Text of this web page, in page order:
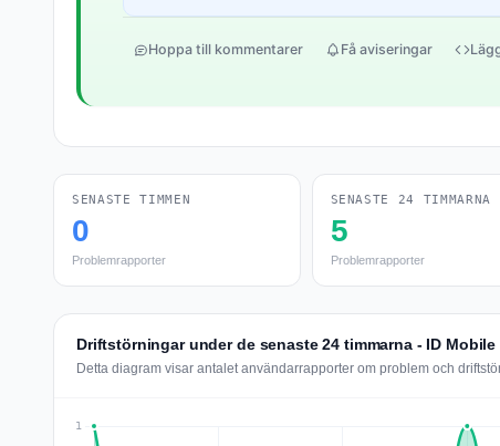
Hoppa till kommentarer Få aviseringar
SENASTE TIMMEN
0
Problemrapporter
SENASTE 24 TIMMARNA
5
Problemrapporter
Driftstörningar under de senaste 24 timmarna - ID Mobile
Detta diagram visar antalet användarrapporter om problem och